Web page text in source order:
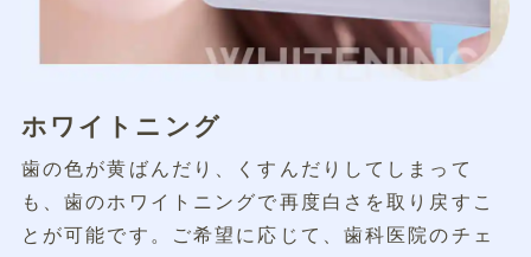
ホワイトニング
歯の色が黄ばんだり、くすんだりしてしまって
も、歯のホワイトニングで再度白さを取り戻すこ
とが可能です。ご希望に応じて、歯科医院のチェ